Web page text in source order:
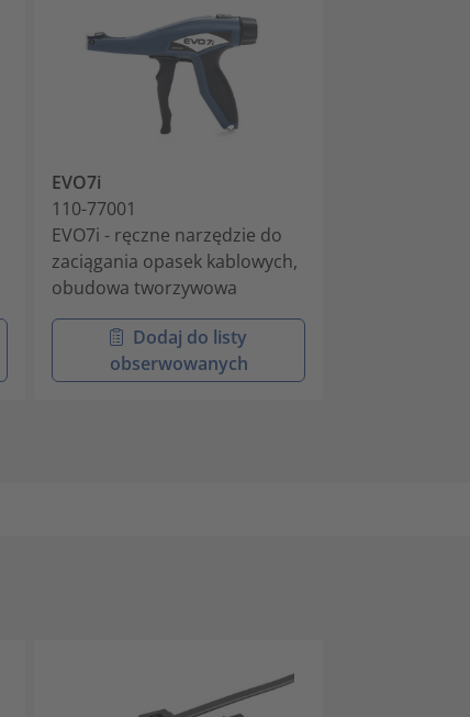
EVO7i
110-77001
EVO7i - ręczne narzędzie do
zaciągania opasek kablowych,
obudowa tworzywowa
Dodaj do listy
obserwowanych